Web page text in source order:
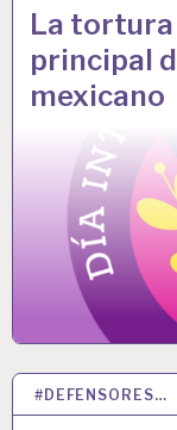
La tortura
principal
mexicano
#DEFENSORES…
27 MAR 2023